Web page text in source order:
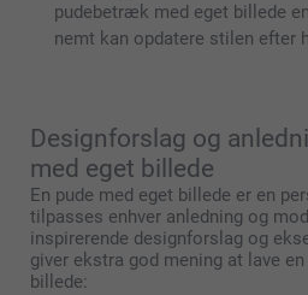
pudebetræk med eget billede
nemt kan opdatere stilen efter
Designforslag og
med eget billede
En pude med eget billede er en
tilpasses enhver anledning og
inspirerende designforslag og
giver ekstra god mening at lave
billede: